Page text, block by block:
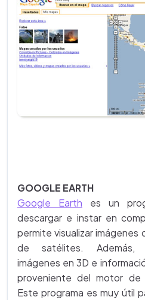
GOOGLE EARTH
Google Earth es un
descargar e instar en
permite visualizar imágenes
de satélites. Además,
imágenes en 3D e
proveniente del motor de
Este programa es muy útil